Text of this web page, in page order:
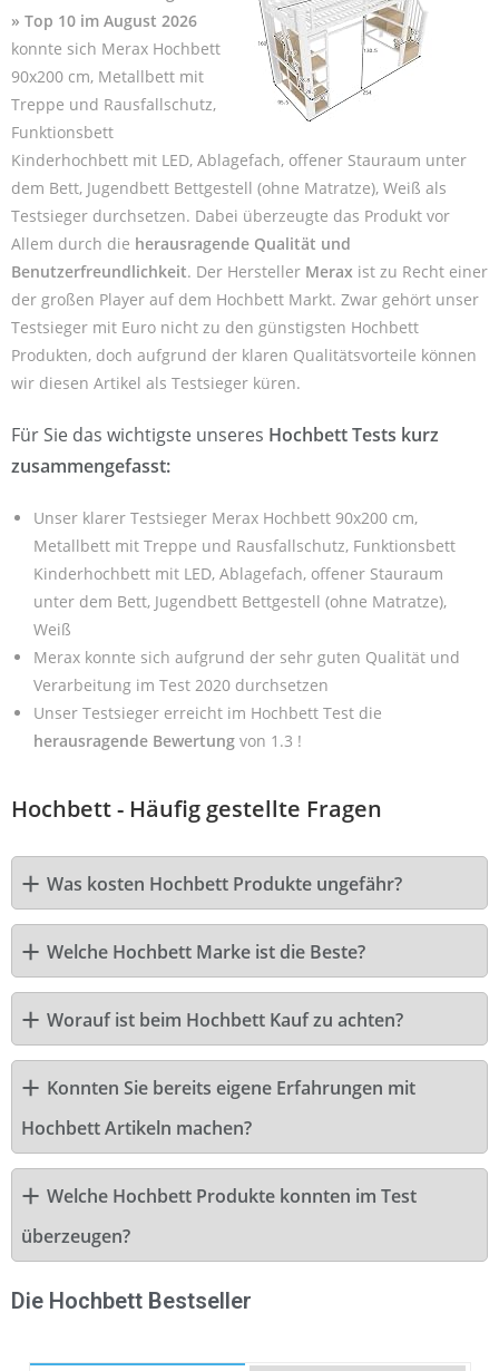
» Top 10 im August 2026
konnte sich Merax Hochbett
90x200 cm, Metallbett mit
Treppe und Rausfallschutz,
Funktionsbett
Kinderhochbett mit LED, Ablagefach, offener Stauraum unter
dem Bett, Jugendbett Bettgestell (ohne Matratze), Weiß als
Testsieger durchsetzen. Dabei überzeugte das Produkt vor
Allem durch die herausragende Qualität und
Benutzerfreundlichkeit. Der Hersteller Merax ist zu Recht einer
der großen Player auf dem Hochbett Markt. Zwar gehört unser
Testsieger mit Euro nicht zu den günstigsten Hochbett
Produkten, doch aufgrund der klaren Qualitätsvorteile können
wir diesen Artikel als Testsieger küren.
Für Sie das wichtigste unseres Hochbett Tests kurz
zusammengefasst:
Unser klarer Testsieger Merax Hochbett 90x200 cm,
Metallbett mit Treppe und Rausfallschutz, Funktionsbett
Kinderhochbett mit LED, Ablagefach, offener Stauraum
unter dem Bett, Jugendbett Bettgestell (ohne Matratze),
Weiß
Merax konnte sich aufgrund der sehr guten Qualität und
Verarbeitung im Test 2020 durchsetzen
Unser Testsieger erreicht im Hochbett Test die
herausragende Bewertung von 1.3 !
Hochbett - Häufig gestellte Fragen
Was kosten Hochbett Produkte ungefähr?
Welche Hochbett Marke ist die Beste?
Worauf ist beim Hochbett Kauf zu achten?
Konnten Sie bereits eigene Erfahrungen mit
Hochbett Artikeln machen?
Welche Hochbett Produkte konnten im Test
überzeugen?
Die Hochbett Bestseller